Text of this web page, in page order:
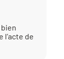
l’acte de